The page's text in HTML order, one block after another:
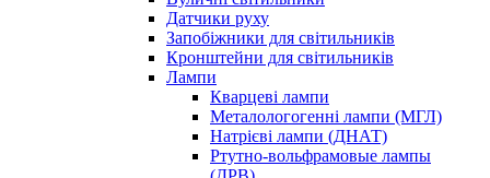
Датчики руху
Запобіжники для світильників
Кронштейни для світильників
Лампи
Кварцеві лампи
Металологогенні лампи (МГЛ)
Натрієві лампи (ДНАТ)
Ртутно-вольфрамовые лампы